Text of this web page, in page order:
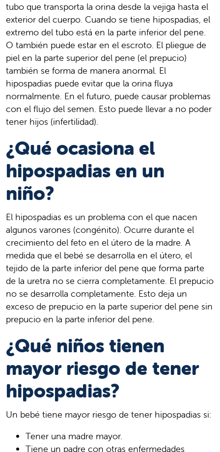
tubo que transporta la orina desde la vejiga hasta el
exterior del cuerpo. Cuando se tiene hipospadias, el
extremo del tubo está en la parte inferior del pene.
O también puede estar en el escroto. El pliegue de
piel en la parte superior del pene (el prepucio)
también se forma de manera anormal. El
hipospadias puede evitar que la orina fluya
normalmente. En el futuro, puede causar problemas
con el flujo del semen. Esto puede llevar a no poder
tener hijos (infertilidad).
¿Qué ocasiona el
hipospadias en un
niño?
El hipospadias es un problema con el que nacen
algunos varones (congénito). Ocurre durante el
crecimiento del feto en el útero de la madre. A
medida que el bebé se desarrolla en el útero, el
tejido de la parte inferior del pene que forma parte
de la uretra no se cierra completamente. El prepucio
no se desarrolla completamente. Esto deja un
exceso de prepucio en la parte superior del pene sin
prepucio en la parte inferior del pene.
¿Qué niños tienen
mayor riesgo de tener
hipospadias?
Un bebé tiene mayor riesgo de tener hipospadias si:
Tener una madre mayor.
Tiene un padre con otras enfermedades